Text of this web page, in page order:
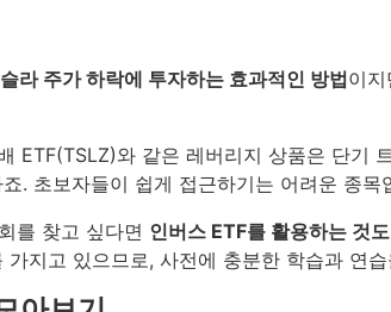
라 주가 하락에 투자하는 효과적인 방법이지
ETF(TSLZ)와 같은 레버리지 상품은 단기
. 초보자들이 쉽게 접근하기는 어려운 종목
를 찾고 싶다면 인버스 ETF를 활용하는 것
지고 있으므로, 사전에 충분한 학습과 연